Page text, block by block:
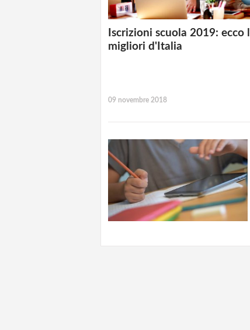
Iscrizioni scuola 2019: ecco
migliori d'Italia
09 novembre 2018